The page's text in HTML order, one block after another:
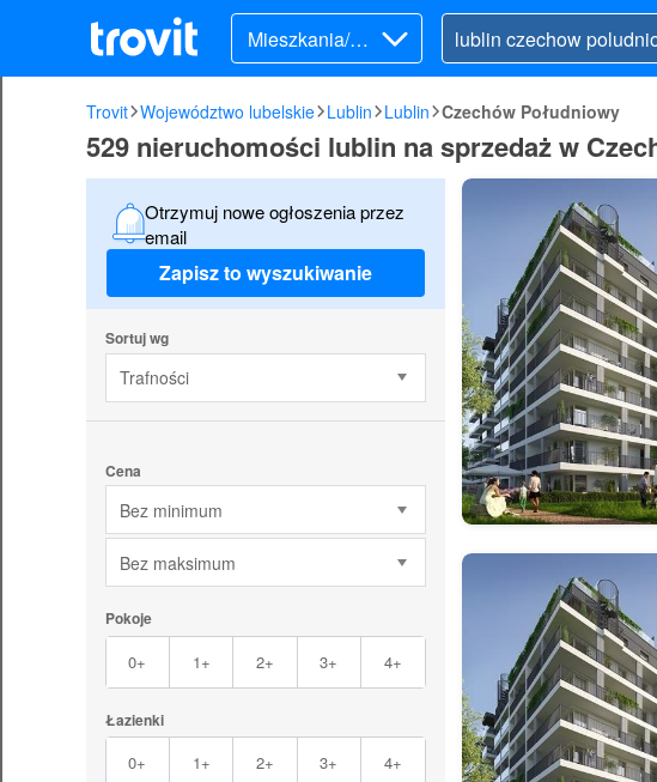
Mieszkania/Do
my (sprzedaż)
Trovit Województwo lubelskie Lublin Lublin Czechów Południowy
529 nieruchomości lublin na sprzedaż w
Otrzymuj nowe ogłoszenia przez
email
Zapisz to wyszukiwanie
Sortuj wg
Trafności
Cena
Bez minimum
Bez maksimum
Pokoje
0+ 1+ 2+ 3+ 4+
Łazienki
0+ 1+ 2+ 3+ 4+